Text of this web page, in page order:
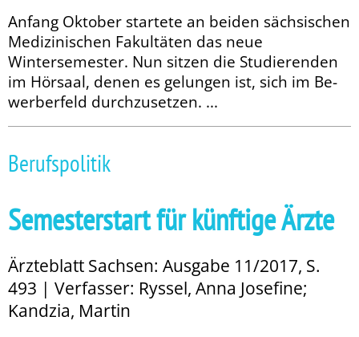
Anfang Oktober startete an beiden sächsischen
Medizinischen Fakultäten das neue
Wintersemester. Nun sitzen die Studierenden
im Hörsaal, denen es gelungen ist, sich im Be­­
werberfeld durchzusetzen. ...
Berufspolitik
Semesterstart für künftige Ärzte
Ärzteblatt Sachsen: Ausgabe 11/2017, S.
493 | Verfasser: Ryssel, Anna Josefine;
Kandzia, Martin